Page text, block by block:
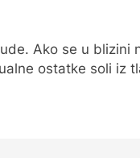
Ako se u blizini
ostatke soli iz